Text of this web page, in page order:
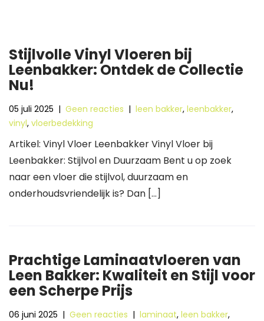
Stijlvolle Vinyl Vloeren bij
Leenbakker: Ontdek de Collectie
Nu!
05 juli 2025 | Geen reacties | leen bakker, leenbakker,
vinyl, vloerbedekking
Artikel: Vinyl Vloer Leenbakker Vinyl Vloer bij
Leenbakker: Stijlvol en Duurzaam Bent u op zoek
naar een vloer die stijlvol, duurzaam en
onderhoudsvriendelijk is? Dan […]
Prachtige Laminaatvloeren van
Leen Bakker: Kwaliteit en Stijl voor
een Scherpe Prijs
06 juni 2025 | Geen reacties | laminaat, leen bakker,